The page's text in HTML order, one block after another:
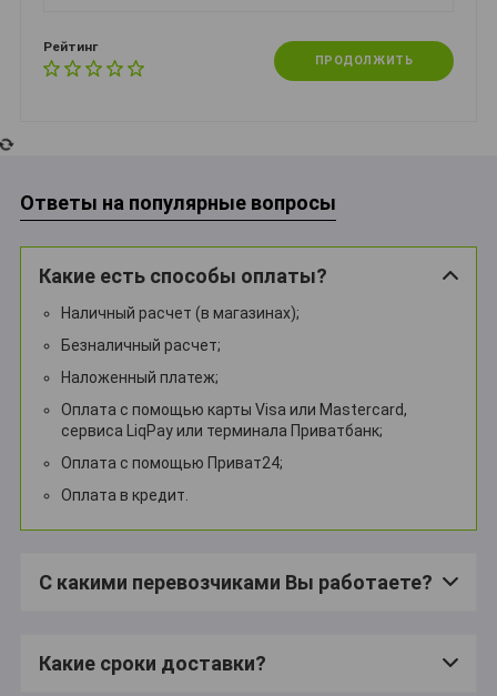
Рейтинг
ПРОДОЛЖИТЬ
Ответы на популярные вопросы
Какие есть способы оплаты?
Наличный расчет (в магазинах);
Безналичный расчет;
Наложенный платеж;
Оплата с помощью карты Visa или Mastercard,
сервиса LiqPay или терминала Приватбанк;
Оплата с помощью Приват24;
Оплата в кредит.
С какими перевозчиками Вы работаете?
Какие сроки доставки?